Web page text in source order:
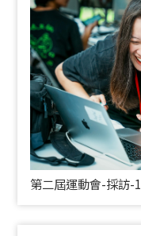
第二屆運動會-採訪-1